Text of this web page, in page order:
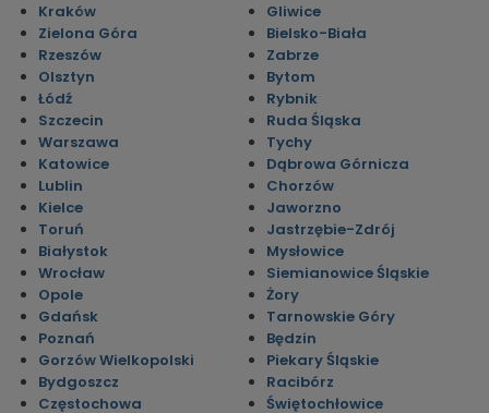
Kraków
Zielona Góra
Rzeszów
Olsztyn
Łódź
Szczecin
Warszawa
Katowice
Lublin
Kielce
Toruń
Białystok
Wrocław
Opole
Gdańsk
Poznań
Gorzów Wielkopolski
Bydgoszcz
Częstochowa
Gliwice
Bielsko-Biała
Zabrze
Bytom
Rybnik
Ruda Śląska
Tychy
Dąbrowa Górnicza
Chorzów
Jaworzno
Jastrzębie-Zdrój
Mysłowice
Siemianowice Śląskie
Żory
Tarnowskie Góry
Będzin
Piekary Śląskie
Racibórz
Świętochłowice